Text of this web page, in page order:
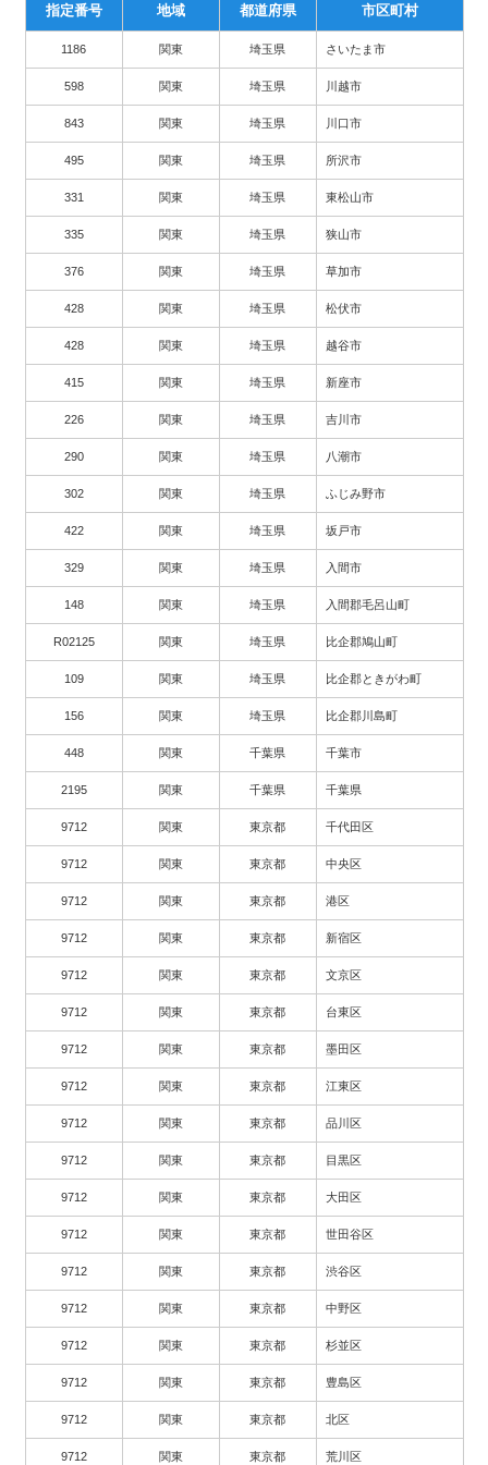
指定番号 地域 都道府県 市区町村
1186 関東 埼玉県 さいたま市
598 関東 埼玉県 川越市
843 関東 埼玉県 川口市
495 関東 埼玉県 所沢市
331 関東 埼玉県 東松山市
335 関東 埼玉県 狭山市
376 関東 埼玉県 草加市
428 関東 埼玉県 松伏市
428 関東 埼玉県 越谷市
415 関東 埼玉県 新座市
226 関東 埼玉県 吉川市
290 関東 埼玉県 八潮市
302 関東 埼玉県 ふじみ野市
422 関東 埼玉県 坂戸市
329 関東 埼玉県 入間市
148 関東 埼玉県 入間郡毛呂山町
R02125 関東 埼玉県 比企郡鳩山町
109 関東 埼玉県 比企郡ときがわ町
156 関東 埼玉県 比企郡川島町
448 関東 千葉県 千葉市
2195 関東 千葉県 千葉県
9712 関東 東京都 千代田区
9712 関東 東京都 中央区
9712 関東 東京都 港区
9712 関東 東京都 新宿区
9712 関東 東京都 文京区
9712 関東 東京都 台東区
9712 関東 東京都 墨田区
9712 関東 東京都 江東区
9712 関東 東京都 品川区
9712 関東 東京都 目黒区
9712 関東 東京都 大田区
9712 関東 東京都 世田谷区
9712 関東 東京都 渋谷区
9712 関東 東京都 中野区
9712 関東 東京都 杉並区
9712 関東 東京都 豊島区
9712 関東 東京都 北区
9712 関東 東京都 荒川区